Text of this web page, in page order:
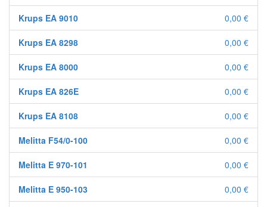
Krups EA 9010 0,00 €
Krups EA 8298 0,00 €
Krups EA 8000 0,00 €
Krups EA 826E 0,00 €
Krups EA 8108 0,00 €
Melitta F54/0-100 0,00 €
Melitta E 970-101 0,00 €
Melitta E 950-103 0,00 €